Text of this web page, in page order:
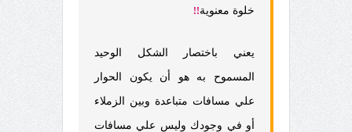
خلوة معنوية!!
يعني باختصار الشكل الوحيد
المسموح به هو أن يكون الحوار
علي مسافات متباعدة وبين الزملاء
أو في وجودك وليس علي مسافات